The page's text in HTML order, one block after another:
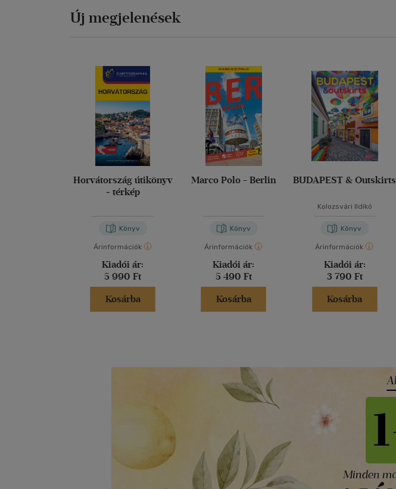
Új megjelenések
Horvátország útikönyv
+ térkép
Könyv
Árinformációk
Kiadói ár:
5 990 Ft
Kosárba
Marco Polo - Berlin
Könyv
Árinformációk
Kiadói ár:
5 490 Ft
Kosárba
BUDAPEST & Outskirts
Kolozsvári Ildikó
Könyv
Árinformációk
Kiadói ár:
3 790 Ft
Kosárba